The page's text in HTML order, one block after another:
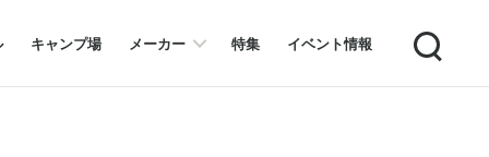
キャンプ場 メーカー 特集 イベント情報 Search